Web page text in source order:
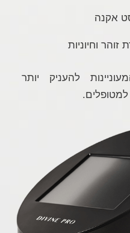
אקנה
וחיוניות
להעניק יותר
למטופלים.